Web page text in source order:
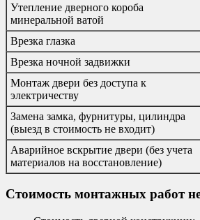
Утепление дверного короба
минеральной ватой
Врезка глазка
Врезка ночной задвижки
Монтаж двери без доступа к
электричеству
Замена замка, фурнитуры, цилиндра
(выезд в стоимость не входит)
Аварийное вскрытие двери (без учета
материалов на восстановление)
Стоимость монтажных работ